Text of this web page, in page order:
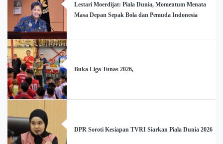
Lestari Moerdijat: Piala Dunia, Momentum Menata
Masa Depan Sepak Bola dan Pemuda Indonesia
Buka Liga Tunas 2026,
DPR Soroti Kesiapan TVRI Siarkan Piala Dunia 2026